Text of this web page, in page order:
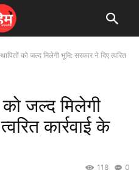
को जल्द मिलेगी भूमि: सरकार ने दिए त्वरित
को जल्द मिलेगी
कार्रवाई के
0
118